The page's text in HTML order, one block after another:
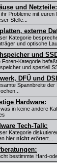
und Netzteile:
Probleme mit
Stelle...
externe
Kategorie
und optische
und
Foren-Kategorie
und speziell
DFÜ und
Spannbreite
Hardware:
in keine andere
Tech-Talk:
Kategorie
hier nicht erörtert...
bestimmte Hard-